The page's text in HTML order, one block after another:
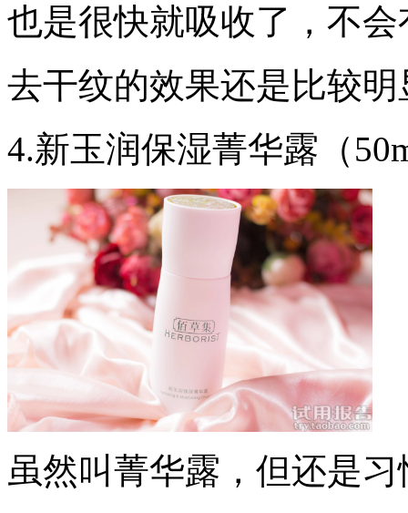
也是很快就吸收了，不
去干纹的效果还是比较
4.新玉润保湿菁华露（
虽然叫菁华露，但还是